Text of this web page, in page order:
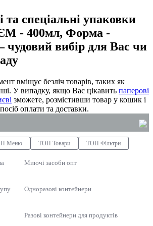
та спеціальні упаковки
- 400мл, Форма -
вибір для Вас чи
вміщує безліч товарів, таких як
У випадку, якщо Вас цікавить паперові
зможете, розмістивши товар у кошик і
оплати та доставки.
опт
призначення
купити київ
Меню ТОП Товари ТОП Фільтри
Миючі засоби опт
Одноразові контейнери
Разові контейнери для продуктів